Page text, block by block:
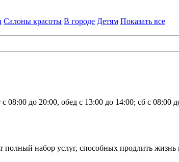
Салоны красоты В городе Детям Показать все
08:00 до 20:00, обед с 13:00 до 14:00; сб с 08:00
полный набор услуг, способных продлить